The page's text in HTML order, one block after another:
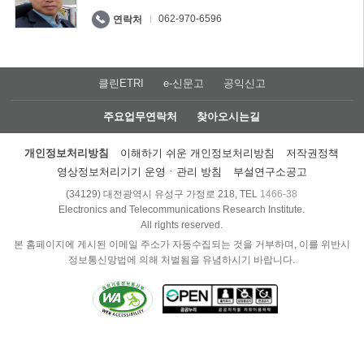
연락처 062-970-6596
클린ETRI e-신문고 공익신고
주요업무연락처 찾아오시는길
개인정보처리방침 이해하기 쉬운 개인정보처리방침
저작권정책
영상정보처리기기 운영ㆍ관리 방침
부설연구소공고
(34129) 대전광역시 유성구 가정로 218, TEL 1466-38
Electronics and Telecommunications Research Institute.
All rights reserved.
본 홈페이지에 게시된 이메일 주소가 자동수집되는 것을 거부하며, 이를 위반시
정보통신망법에 의해 처벌됨을 유념하시기 바랍니다.